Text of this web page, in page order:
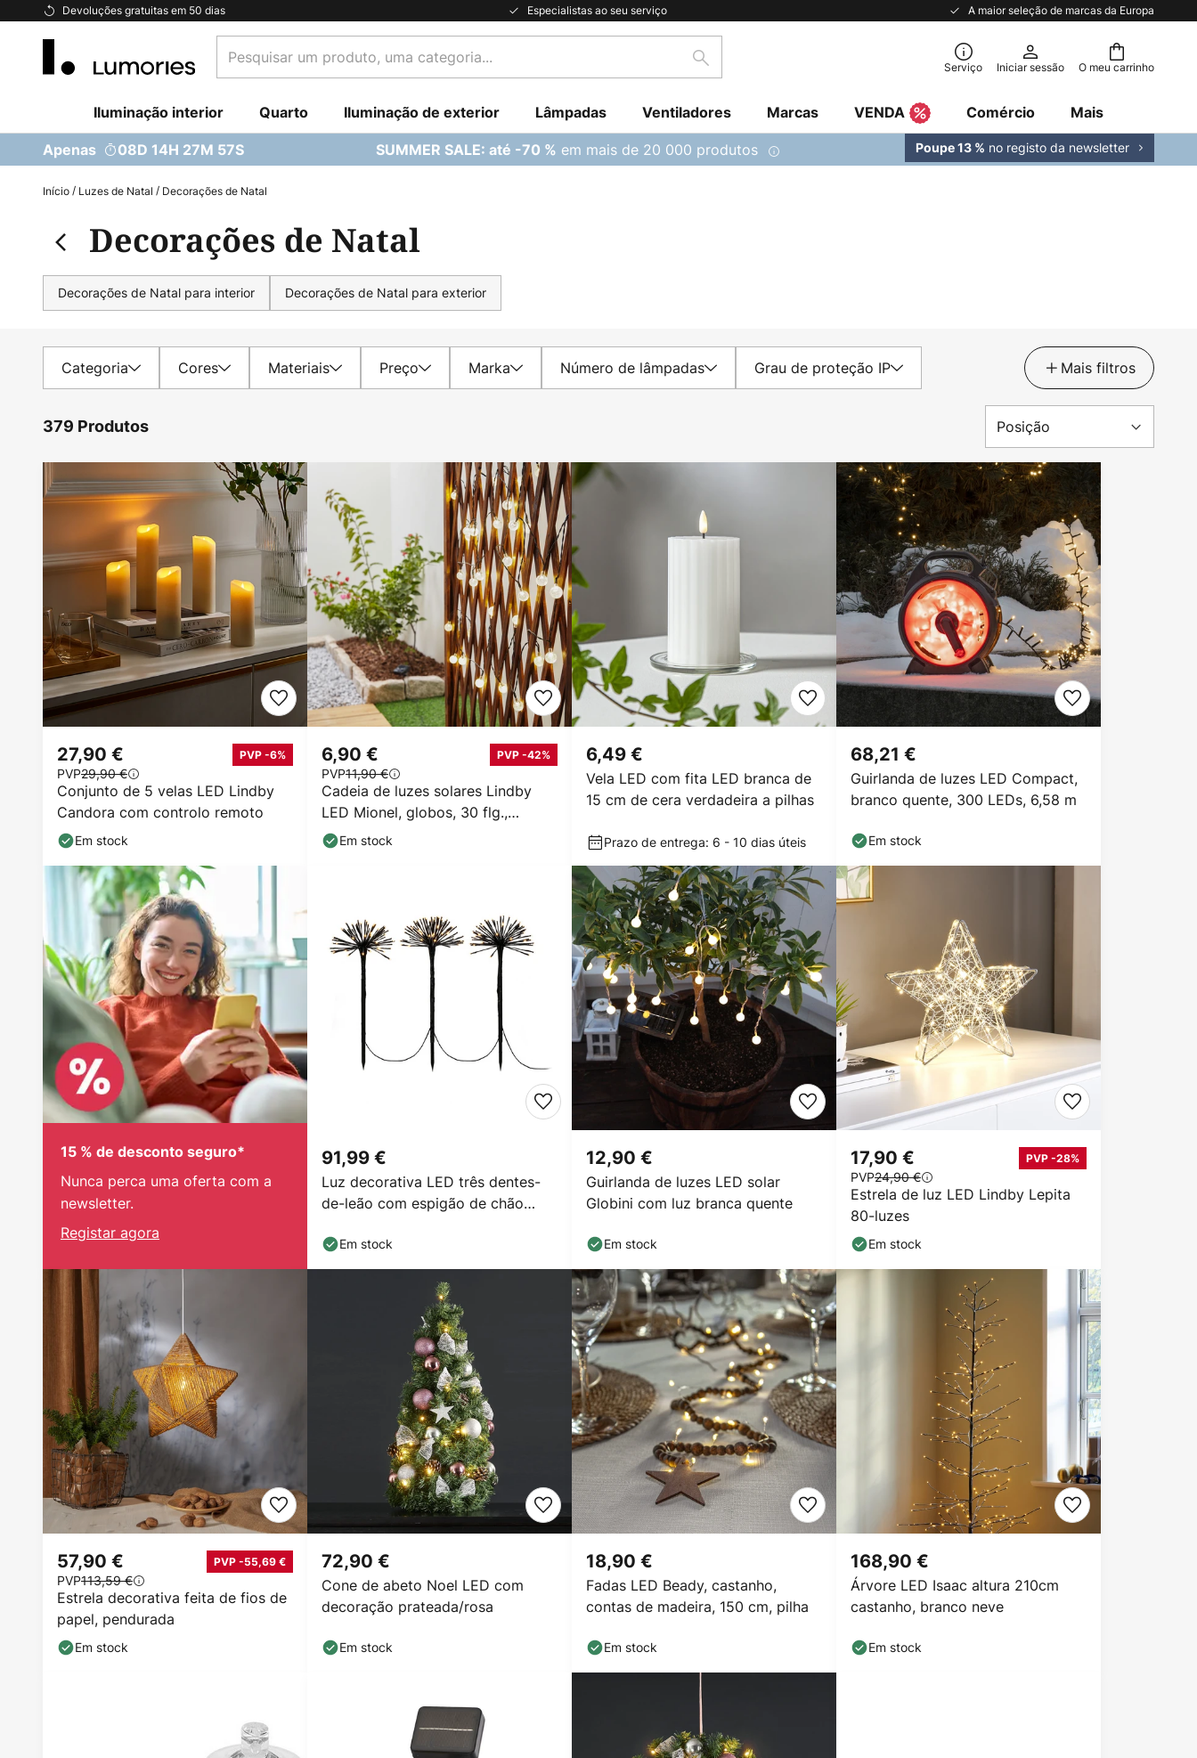
Devoluções gratuitas em 50 dias Especialistas ao seu serviço A maior seleção de marcas da Europa
Ir
Conteúdo
O meu carrinho
um
uma
categoria...
Pesquisar Serviço Iniciar sessão
Iluminação interior Quarto Iluminação de exterior Lâmpadas Ventiladores Marcas VENDA Comércio Mais
Apenas 08D 14H 27M 55S SUMMER SALE: até -70 % em mais de 20 000 produtos Poupe 13 % no registo da newsletter
Início Luzes de Natal Decorações de Natal
Decorações de Natal
Decorações de Natal para interior Decorações de Natal para exterior
Categoria Cores Materiais Preço Marka Número de lâmpadas Grau de proteção IP Mais filtros
379 Produtos
Conjunto de 5 velas LED Lindby
Candora com controlo remoto
27,90 € PVP -6%
PVP29,90 €
Em stock
Cadeia de luzes solares Lindby
LED Mionel, globos, 30 flg.,
635cm
6,90 € PVP -42%
PVP11,90 €
Em stock
Vela LED com fita LED branca de
15 cm de cera verdadeira a pilhas
6,49 €
Prazo de entrega: 6 - 10 dias úteis
Guirlanda de luzes LED Compact,
branco quente, 300 LEDs, 6,58 m
68,21 €
Em stock
15 % de desconto seguro*
Nunca perca uma oferta com a
newsletter.
Registar agora
Luz decorativa LED três dentes-
de-leão com espigão de chão
91,99 €
Em stock
Guirlanda de luzes LED solar
Globini com luz branca quente
12,90 €
Em stock
Estrela de luz LED Lindby Lepita
80-luzes
17,90 € PVP -28%
PVP24,90 €
Em stock
Estrela decorativa feita de fios de
papel, pendurada
57,90 € PVP -55,69 €
PVP113,59 €
Em stock
Cone de abeto Noel LED com
decoração prateada/rosa
72,90 €
Em stock
Fadas LED Beady, castanho,
contas de madeira, 150 cm, pilha
18,90 €
Em stock
Árvore LED Isaac altura 210cm
castanho, branco neve
168,90 €
Em stock